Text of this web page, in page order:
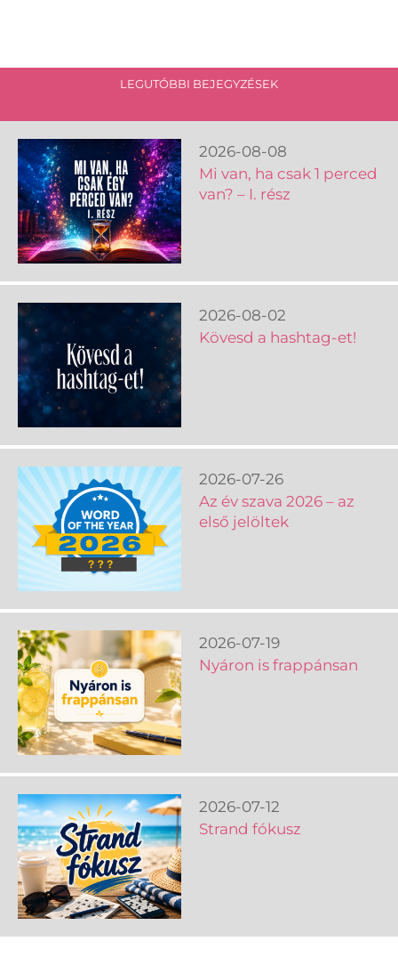
LEGUTÓBBI BEJEGYZÉSEK
2026-08-08
Mi van, ha csak 1 perced
van? – I. rész
2026-08-02
Kövesd a hashtag-et!
2026-07-26
Az év szava 2026 – az
első jelöltek
2026-07-19
Nyáron is frappánsan
2026-07-12
Strand fókusz